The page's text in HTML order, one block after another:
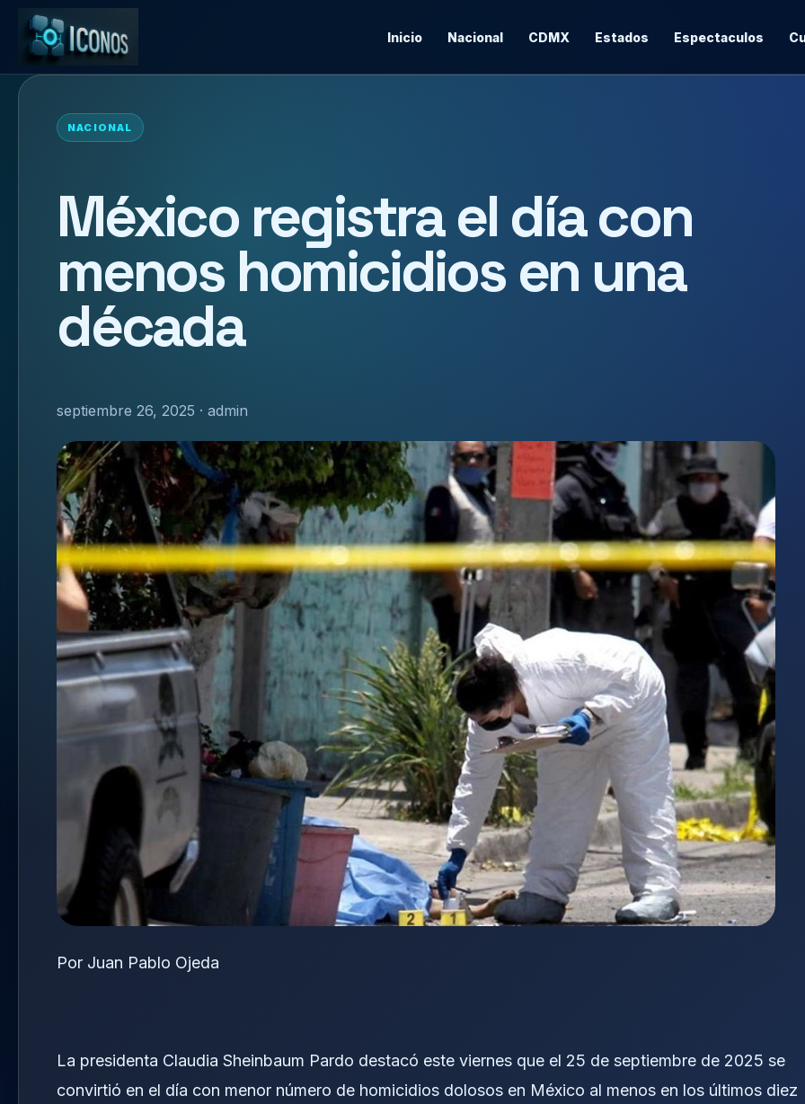
Inicio Nacional CDMX Estados Espectaculos
NACIONAL
México registra el día con
menos homicidios en una
década
septiembre 26, 2025 · admin
Por Juan Pablo Ojeda
La presidenta Claudia Sheinbaum Pardo destacó este viernes que el 25 de septiembre de 2025 se
convirtió en el día con menor número de homicidios dolosos en México al menos en los últimos diez